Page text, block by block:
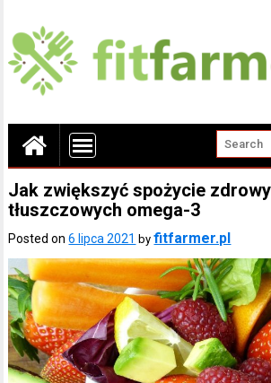
Jak zwiększyć spożycie
tłuszczowych omega-3
Posted on6 lipca 2021 byfitfarmer.pl